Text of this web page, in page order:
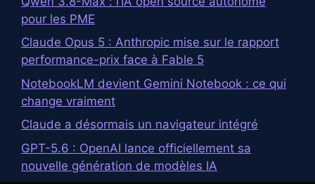
pour les PME
Claude Opus 5 : Anthropic mise sur le rapport
performance-prix face à Fable 5
NotebookLM devient Gemini Notebook : ce qui
change vraiment
Claude a désormais un navigateur intégré
GPT-5.6 : OpenAI lance officiellement sa
nouvelle génération de modèles IA